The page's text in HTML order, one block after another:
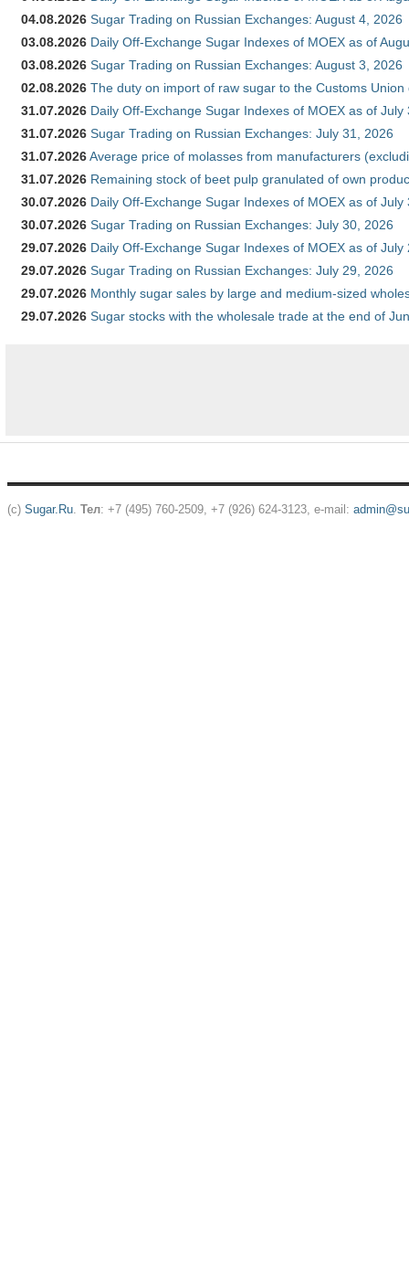
04.08.2026 Sugar Trading on Russian Exchanges: August 4, 2026
03.08.2026 Daily Off-Exchange Sugar Indexes of MOEX as of
03.08.2026 Sugar Trading on Russian Exchanges: August 3, 2026
02.08.2026 The duty on import of raw sugar to the Customs
31.07.2026 Daily Off-Exchange Sugar Indexes of MOEX as of July
31.07.2026 Sugar Trading on Russian Exchanges: July 31, 2026
31.07.2026Average price of molasses from manufacturers
31.07.2026 Remaining stock of beet pulp granulated of own
30.07.2026 Daily Off-Exchange Sugar Indexes of MOEX as of July
30.07.2026 Sugar Trading on Russian Exchanges: July 30, 2026
29.07.2026 Daily Off-Exchange Sugar Indexes of MOEX as of July
29.07.2026 Sugar Trading on Russian Exchanges: July 29, 2026
29.07.2026 Monthly sugar sales by large and medium-sized
29.07.2026 Sugar stocks with the wholesale trade at the end of
(c) Sugar.Ru. Тел: +7 (495) 760-2509, +7 (926) 624-3123, e-mail: